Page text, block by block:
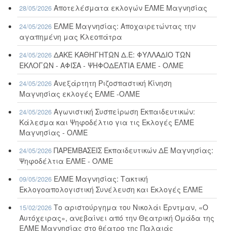
28/05/2026 Αποτελέσματα εκλογών ΕΛΜΕ Μαγνησίας
24/05/2026 ΕΛΜΕ Μαγνησίας: Αποχαιρετώντας την
αγαπημένη μας Κλεοπάτρα
24/05/2026 ΔΑΚΕ ΚΑΘΗΓΗΤΩΝ Δ.Ε: ΦΥΛΛΑΔΙΟ ΤΩΝ
ΕΚΛΟΓΩΝ - ΑΦΙΣΑ - ΨΗΦΟΔΕΛΤΙΑ ΕΛΜΕ - ΟΛΜΕ
24/05/2026 Ανεξάρτητη Ριζοσπαστική Κίνηση
Μαγνησίας εκλογές ΕΛΜΕ -ΟΛΜΕ
24/05/2026 Αγωνιστική Συσπείρωση Εκπαιδευτικών:
Κάλεσμα και Ψηφοδέλτιο για τις Εκλογές ΕΛΜΕ
Μαγνησίας - ΟΛΜΕ
24/05/2026 ΠΑΡΕΜΒΑΣΕΙΣ Εκπαιδευτικών ΔΕ Μαγνησίας:
Ψηφοδέλτια ΕΛΜΕ - ΟΛΜΕ
09/05/2026 ΕΛΜΕ Μαγνησίας: Τακτική
Εκλογοαπολογιστική Συνέλευση και Εκλογές ΕΛΜΕ
15/02/2026 Το αριστούργημα του Νικολάι Έρντμαν, «Ο
Αυτόχειρας», ανεβαίνει από την Θεατρική Ομάδα της
ΕΛΜΕ Μαγνησίας στο θέατρο της Παλαιάς